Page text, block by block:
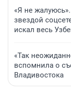
«Я не
звездой
искал весь
«Так
вспомнила о
Владивостока